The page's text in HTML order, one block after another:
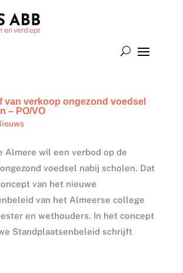
van verkoop ongezond voedsel
– PO/VO
Almere wil een verbod op de
voedsel nabij scholen. Dat
van het nieuwe
van het Almeerse college
en wethouders. In het concept
Standplaatsenbeleid schrijft